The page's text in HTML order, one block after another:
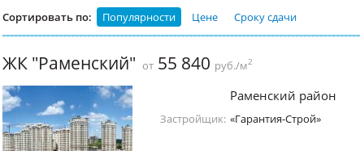
Сортировать по: Популярности Цене Сроку сдачи
ЖК "Раменский" от 55 840 руб./м2
Раменский район
Застройщик: «Гарантия-Строй»